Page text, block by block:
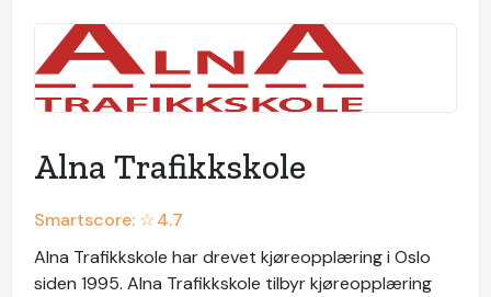
Alna Trafikkskole
Smartscore: ☆4.7
Alna Trafikkskole har drevet kjøreopplæring i Oslo
siden 1995. Alna Trafikkskole tilbyr kjøreopplæring